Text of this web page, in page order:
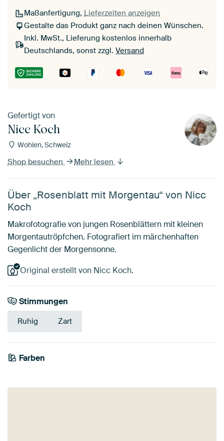
Maßanfertigung, Lieferzeiten anzeigen
Gestalte das Produkt ganz nach deinen Wünschen.
Inkl. MwSt., Lieferung kostenlos innerhalb
Deutschlands, sonst zzgl. Versand
Gefertigt von
Nicc Koch
Wohlen, Schweiz
Shop besuchen Mehr lesen
Über „Rosenblatt mit Morgentau“ von Nicc
Koch
Makrofotografie von jungen Rosenblättern mit kleinen
Morgentautröpfchen. Fotografiert im märchenhaften
Gegenlicht der Morgensonne.
Original erstellt von Nicc Koch.
Stimmungen
Ruhig Zart
Farben
Braun
Anthrazit
Gold